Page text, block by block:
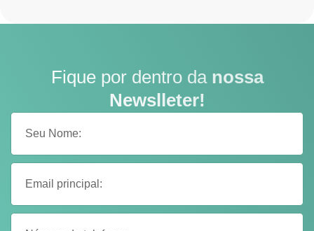
Fique por dentro da nossa
Newslleter!